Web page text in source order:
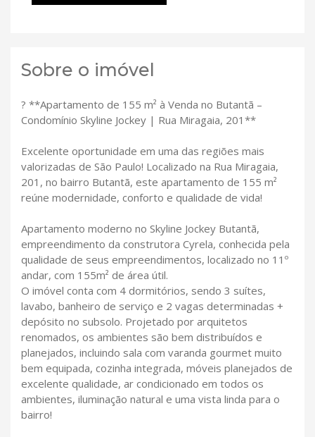
Sobre o imóvel
? **Apartamento de 155 m² à Venda no Butantã –
Condomínio Skyline Jockey | Rua Miragaia, 201**
Excelente oportunidade em uma das regiões mais
valorizadas de São Paulo! Localizado na Rua Miragaia,
201, no bairro Butantã, este apartamento de 155 m²
reúne modernidade, conforto e qualidade de vida!
Apartamento moderno no Skyline Jockey Butantã,
empreendimento da construtora Cyrela, conhecida pela
qualidade de seus empreendimentos, localizado no 11º
andar, com 155m² de área útil.
O imóvel conta com 4 dormitórios, sendo 3 suítes,
lavabo, banheiro de serviço e 2 vagas determinadas +
depósito no subsolo. Projetado por arquitetos
renomados, os ambientes são bem distribuídos e
planejados, incluindo sala com varanda gourmet muito
bem equipada, cozinha integrada, móveis planejados de
excelente qualidade, ar condicionado em todos os
ambientes, iluminação natural e uma vista linda para o
bairro!